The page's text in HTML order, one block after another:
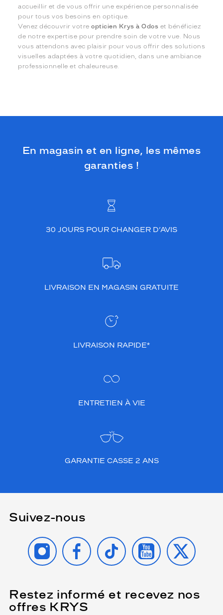
accueillir et de vous offrir une expérience personnalisée
pour tous vos besoins en optique.
Venez découvrir votreopticien Krys à Odos et bénéficiez
de notre expertise pour prendre soin de votre vue. Nous
vous attendons avec plaisir pour vous offrir des solutions
visuelles adaptées à votre quotidien, dans une ambiance
professionnelle et chaleureuse.
En magasin et en ligne, les mêmes
garanties !
30 JOURS POUR CHANGER D’AVIS
LIVRAISON EN MAGASIN GRATUITE
LIVRAISON RAPIDE*
ENTRETIEN À VIE
GARANTIE CASSE 2 ANS
Suivez-nous
INSTAGRAMFACEBOOK
TIKTOK YOUTUBE
X
Restez informé et recevez nos
offres KRYS
Name
(Ce
champ
est